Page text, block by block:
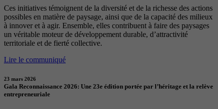
Ces initiatives témoignent de la diversité et de la richesse des actions
possibles en matière de paysage, ainsi que de la capacité des milieux
à innover et à agir. Ensemble, elles contribuent à faire des paysages
un véritable moteur de développement durable, d’attractivité
territoriale et de fierté collective.
Lire le communiqué
23 mars 2026
Gala Reconnaissance 2026: Une 23e édition portée par l’héritage et la relève
entrepreneuriale